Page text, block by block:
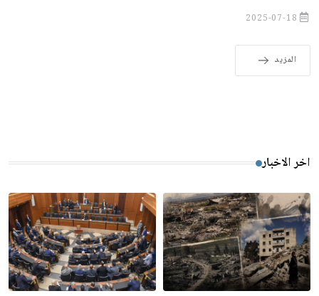
2025-07-18
المزيد
اخر الاخبار